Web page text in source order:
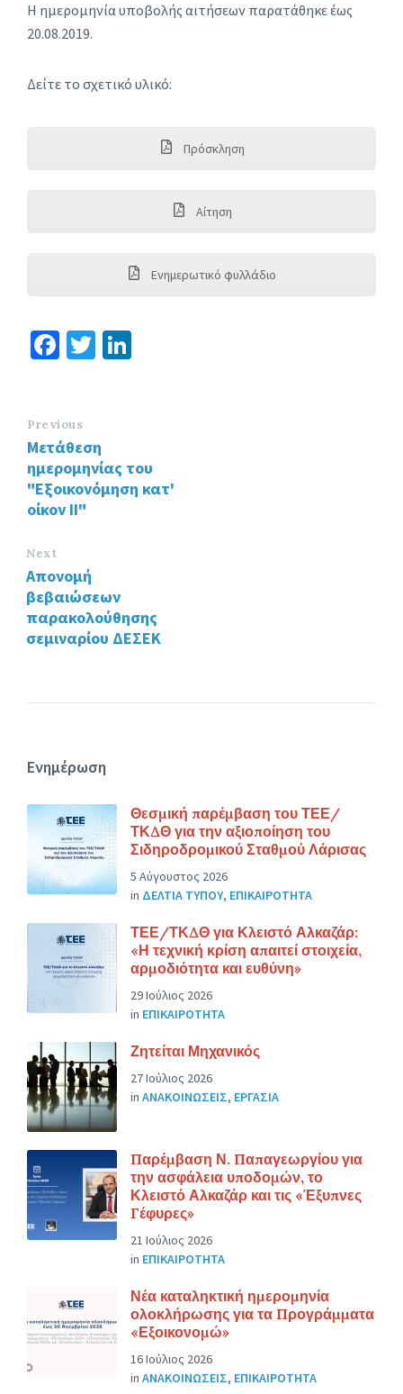
Η ημερομηνία υποβολής αιτήσεων παρατάθηκε έως
20.08.2019.
Δείτε το σχετικό υλικό:
Πρόσκληση
Αίτηση
Ενημερωτικό φυλλάδιο
Fa
o
o
k
T
n
Previous
Μετάθεση
ημερομηνίας του
"Εξοικονόμηση κατ'
οίκον ΙΙ"
Next
Απονομή
βεβαιώσεων
παρακολούθησης
σεμιναρίου ΔΕΣΕΚ
Ενημέρωση
Θεσμική παρέμβαση του ΤΕΕ/
ΤΚΔΘ για την αξιοποίηση του
Σιδηροδρομικού Σταθμού Λάρισας
5 Αύγουστος 2026
in ΔΕΛΤΙΑ ΤΥΠΟΥ, ΕΠΙΚΑΙΡΟΤΗΤΑ
ΤΕΕ/ΤΚΔΘ για Κλειστό Αλκαζάρ:
«Η τεχνική κρίση απαιτεί στοιχεία,
αρμοδιότητα και ευθύνη»
29 Ιούλιος 2026
in ΕΠΙΚΑΙΡΟΤΗΤΑ
Ζητείται Μηχανικός
27 Ιούλιος 2026
in ΑΝΑΚΟΙΝΩΣΕΙΣ, ΕΡΓΑΣΙΑ
Παρέμβαση Ν. Παπαγεωργίου για
την ασφάλεια υποδομών, το
Κλειστό Αλκαζάρ και τις «Έξυπνες
Γέφυρες»
21 Ιούλιος 2026
in ΕΠΙΚΑΙΡΟΤΗΤΑ
Νέα καταληκτική ημερομηνία
ολοκλήρωσης για τα Προγράμματα
«Εξοικονομώ»
16 Ιούλιος 2026
in ΑΝΑΚΟΙΝΩΣΕΙΣ, ΕΠΙΚΑΙΡΟΤΗΤΑ